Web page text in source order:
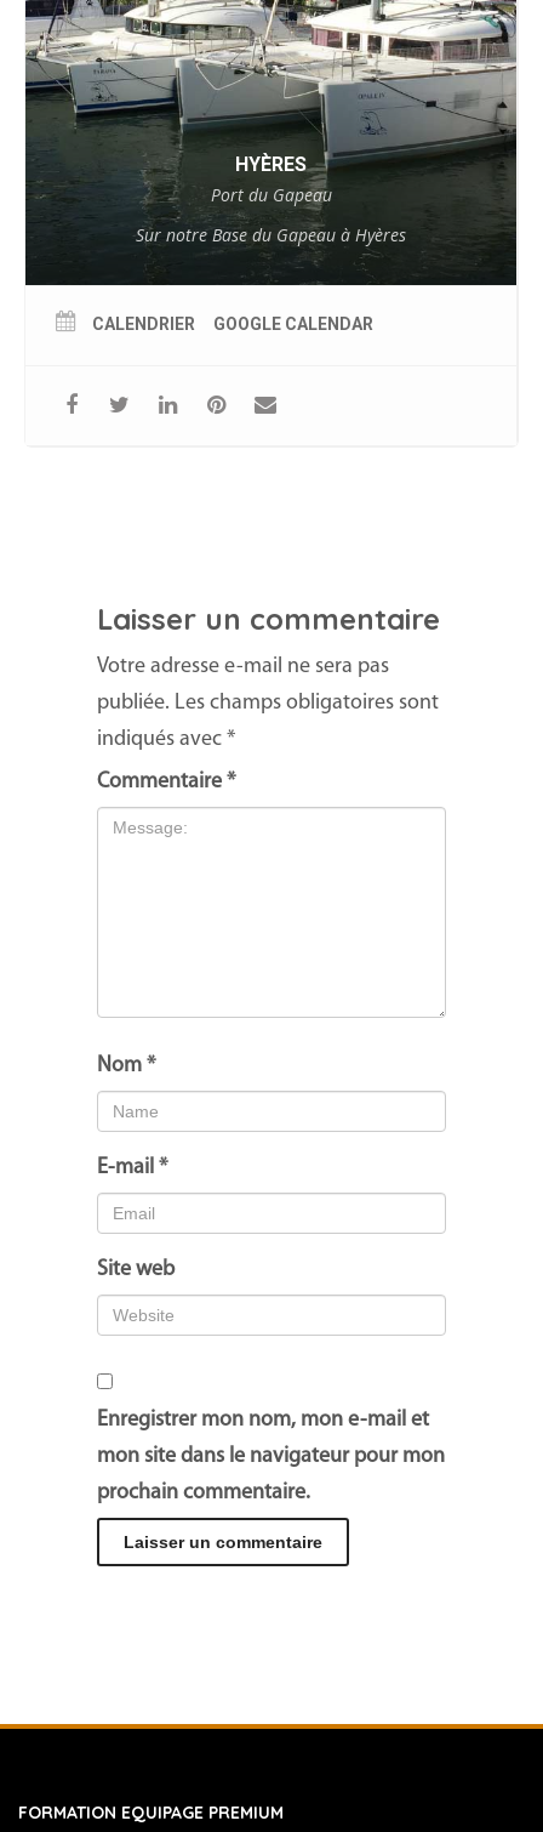
HYÈRES
Port du Gapeau
Sur notre Base du Gapeau à Hyères
CALENDRIER GOOGLE CALENDAR
Laisser un commentaire
Votre adresse e-mail ne sera pas
publiée. Les champs obligatoires sont
indiqués avec *
Commentaire *
Nom *
E-mail *
Site web
Enregistrer mon nom, mon e-mail et
mon site dans le navigateur pour mon
prochain commentaire.
FORMATION EQUIPAGE PREMIUM